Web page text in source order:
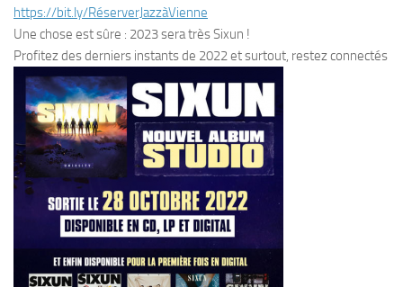
https://bit.ly/RéserverJazzàVienne
Une chose est sûre : 2023 sera très Sixun !
Profitez des derniers instants de 2022 et surtout, restez connectés